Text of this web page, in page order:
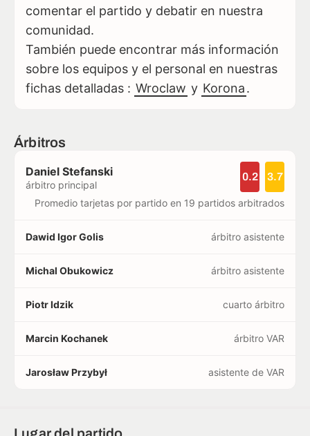
comentar el partido y debatir en nuestra
comunidad.
También puede encontrar más información
sobre los equipos y el personal en nuestras
fichas detalladas : Wroclaw y Korona.
Árbitros
Daniel Stefanski
árbitro principal
0.2 3.7
Promedio tarjetas por partido en 19 partidos arbitrados
Dawid Igor Golis árbitro asistente
Michal Obukowicz árbitro asistente
Piotr Idzik cuarto árbitro
Marcin Kochanek árbitro VAR
Jarosław Przybył asistente de VAR